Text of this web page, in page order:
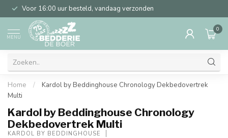
Voor 16:00 uur besteld, vandaag verzonden
MENU
0
Home /
Kardol by Beddinghouse Chronology Dekbedovertrek
Multi
Kardol by Beddinghouse Chronology
Dekbedovertrek Multi
KARDOL BY BEDDINGHOUSE